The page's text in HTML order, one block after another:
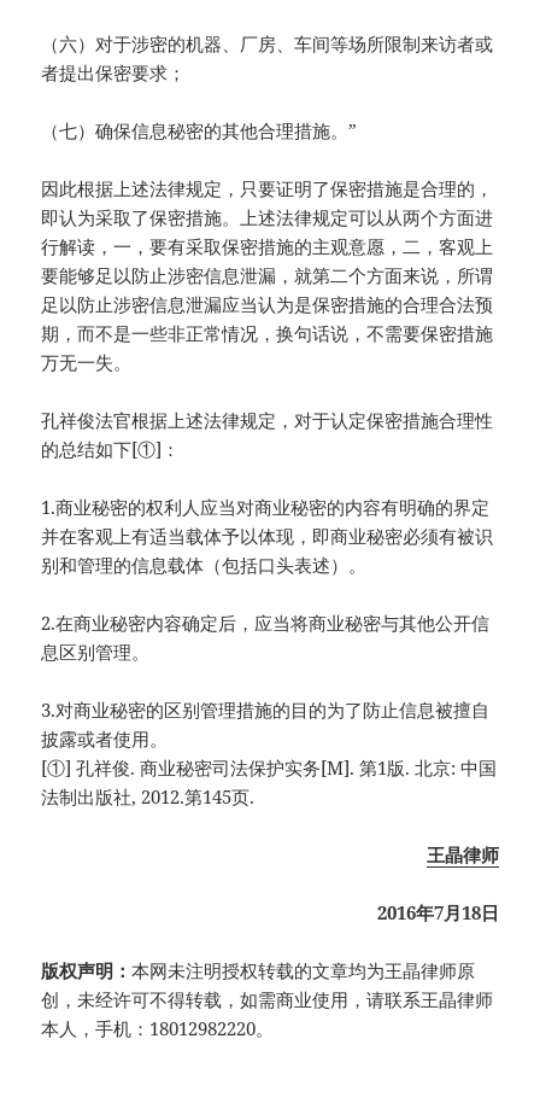
（六）对于涉密的机器、厂房、车间等场所限制来访者或
者提出保密要求；
（七）确保信息秘密的其他合理措施。”
因此根据上述法律规定，只要证明了保密措施是合理的，
即认为采取了保密措施。上述法律规定可以从两个方面进
行解读，一，要有采取保密措施的主观意愿，二，客观上
要能够足以防止涉密信息泄漏，就第二个方面来说，所谓
足以防止涉密信息泄漏应当认为是保密措施的合理合法预
期，而不是一些非正常情况，换句话说，不需要保密措施
万无一失。
孔祥俊法官根据上述法律规定，对于认定保密措施合理性
的总结如下[①]：
1.商业秘密的权利人应当对商业秘密的内容有明确的界定
并在客观上有适当载体予以体现，即商业秘密必须有被识
别和管理的信息载体（包括口头表述）。
2.在商业秘密内容确定后，应当将商业秘密与其他公开信
息区别管理。
3.对商业秘密的区别管理措施的目的为了防止信息被擅自
披露或者使用。
[①] 孔祥俊. 商业秘密司法保护实务[M]. 第1版. 北京: 中国
法制出版社, 2012.第145页.
王晶律师
2016年7月18日
版权声明：本网未注明授权转载的文章均为王晶律师原
创，未经许可不得转载，如需商业使用，请联系王晶律师
本人，手机：18012982220。